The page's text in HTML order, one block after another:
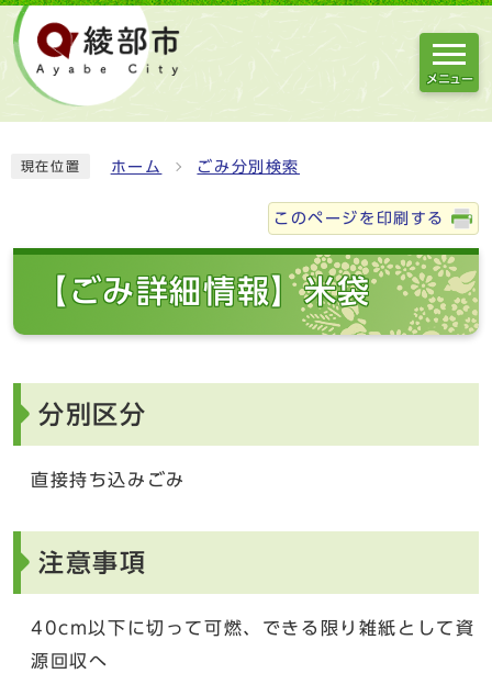
メニュー
現在位置 ホーム ごみ分別検索
このページを印刷する
【ごみ詳細情報】米袋
分別区分
直接持ち込みごみ
注意事項
40cm以下に切って可燃、できる限り雑紙として資
源回収へ